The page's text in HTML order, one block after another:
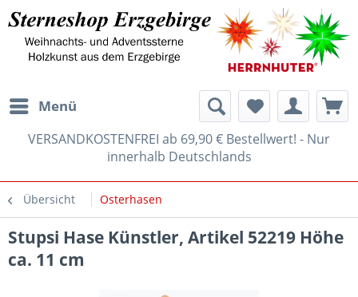
Menü
VERSANDKOSTENFREI ab 69,90 € Bestellwert! - Nur
innerhalb Deutschlands
Übersicht Osterhasen
Stupsi Hase Künstler, Artikel 52219 Höhe
ca. 11 cm